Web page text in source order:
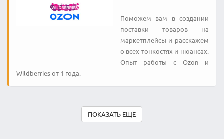
Поможем вам в создании
поставки товаров на
маркетплейсы и расскажем
о всех тонкостях и нюансах.
Опыт работы с Ozon и
Wildberries от 1 года.
ПОКАЗАТЬ ЕЩЕ